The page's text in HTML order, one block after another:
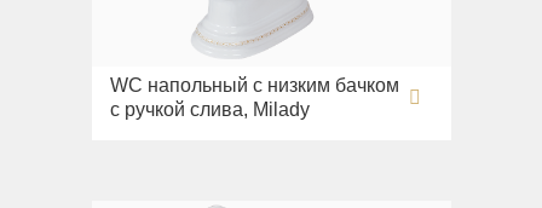
WC напольный с низким бачком
с ручкой слива, Milady